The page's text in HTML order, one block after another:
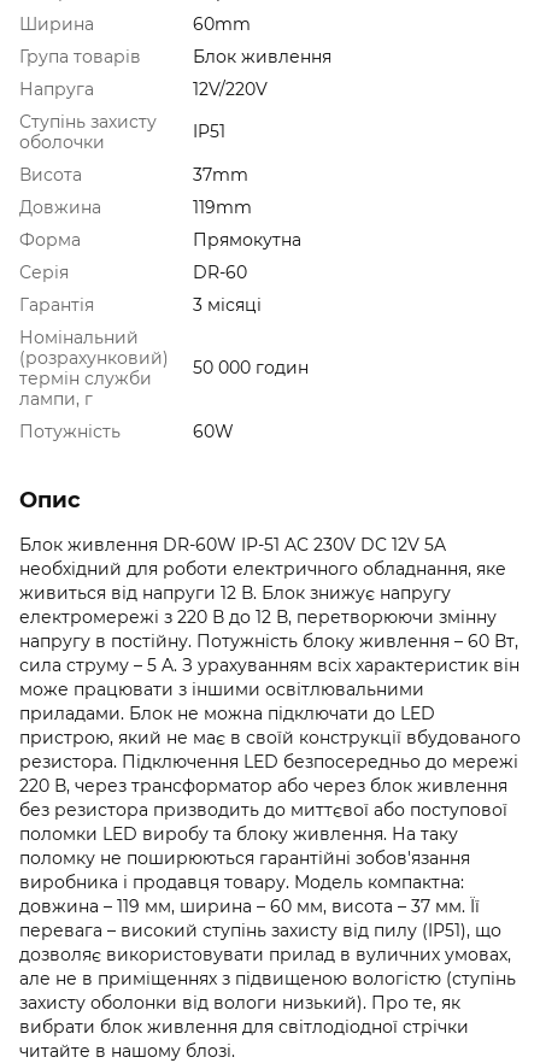
Ширина
60mm
Група товарів
Блок живлення
Напруга
12V/220V
Ступінь захисту
оболочки
IP51
Висота
37mm
Довжина
119mm
Форма
Прямокутна
Серія
DR-60
Гарантія
3 місяці
Номінальний
(розрахунковий)
термін служби
лампи, г
50 000 годин
Потужність 60W
Опис
Блок живлення DR-60W IP-51 AC 230V DC 12V 5A
необхідний для роботи електричного обладнання, яке
живиться від напруги 12 В. Блок знижує напругу
електромережі з 220 В до 12 В, перетворюючи змінну
напругу в постійну. Потужність блоку живлення – 60 Вт,
сила струму – 5 A. З урахуванням всіх характеристик він
може працювати з іншими освітлювальними
приладами. Блок не можна підключати до LED
пристрою, який не має в своїй конструкції вбудованого
резистора. Підключення LED безпосередньо до мережі
220 В, через трансформатор або через блок живлення
без резистора призводить до миттєвої або поступової
поломки LED виробу та блоку живлення. На таку
поломку не поширюються гарантійні зобов'язання
виробника і продавця товару. Модель компактна:
довжина – 119 мм, ширина – 60 мм, висота – 37 мм. Її
перевага – високий ступінь захисту від пилу (IP51), що
дозволяє використовувати прилад в вуличних умовах,
але не в приміщеннях з підвищеною вологістю (ступінь
захисту оболонки від вологи низький). Про те, як
вибрати блок живлення для світлодіодної стрічки
читайте в нашому блозі.